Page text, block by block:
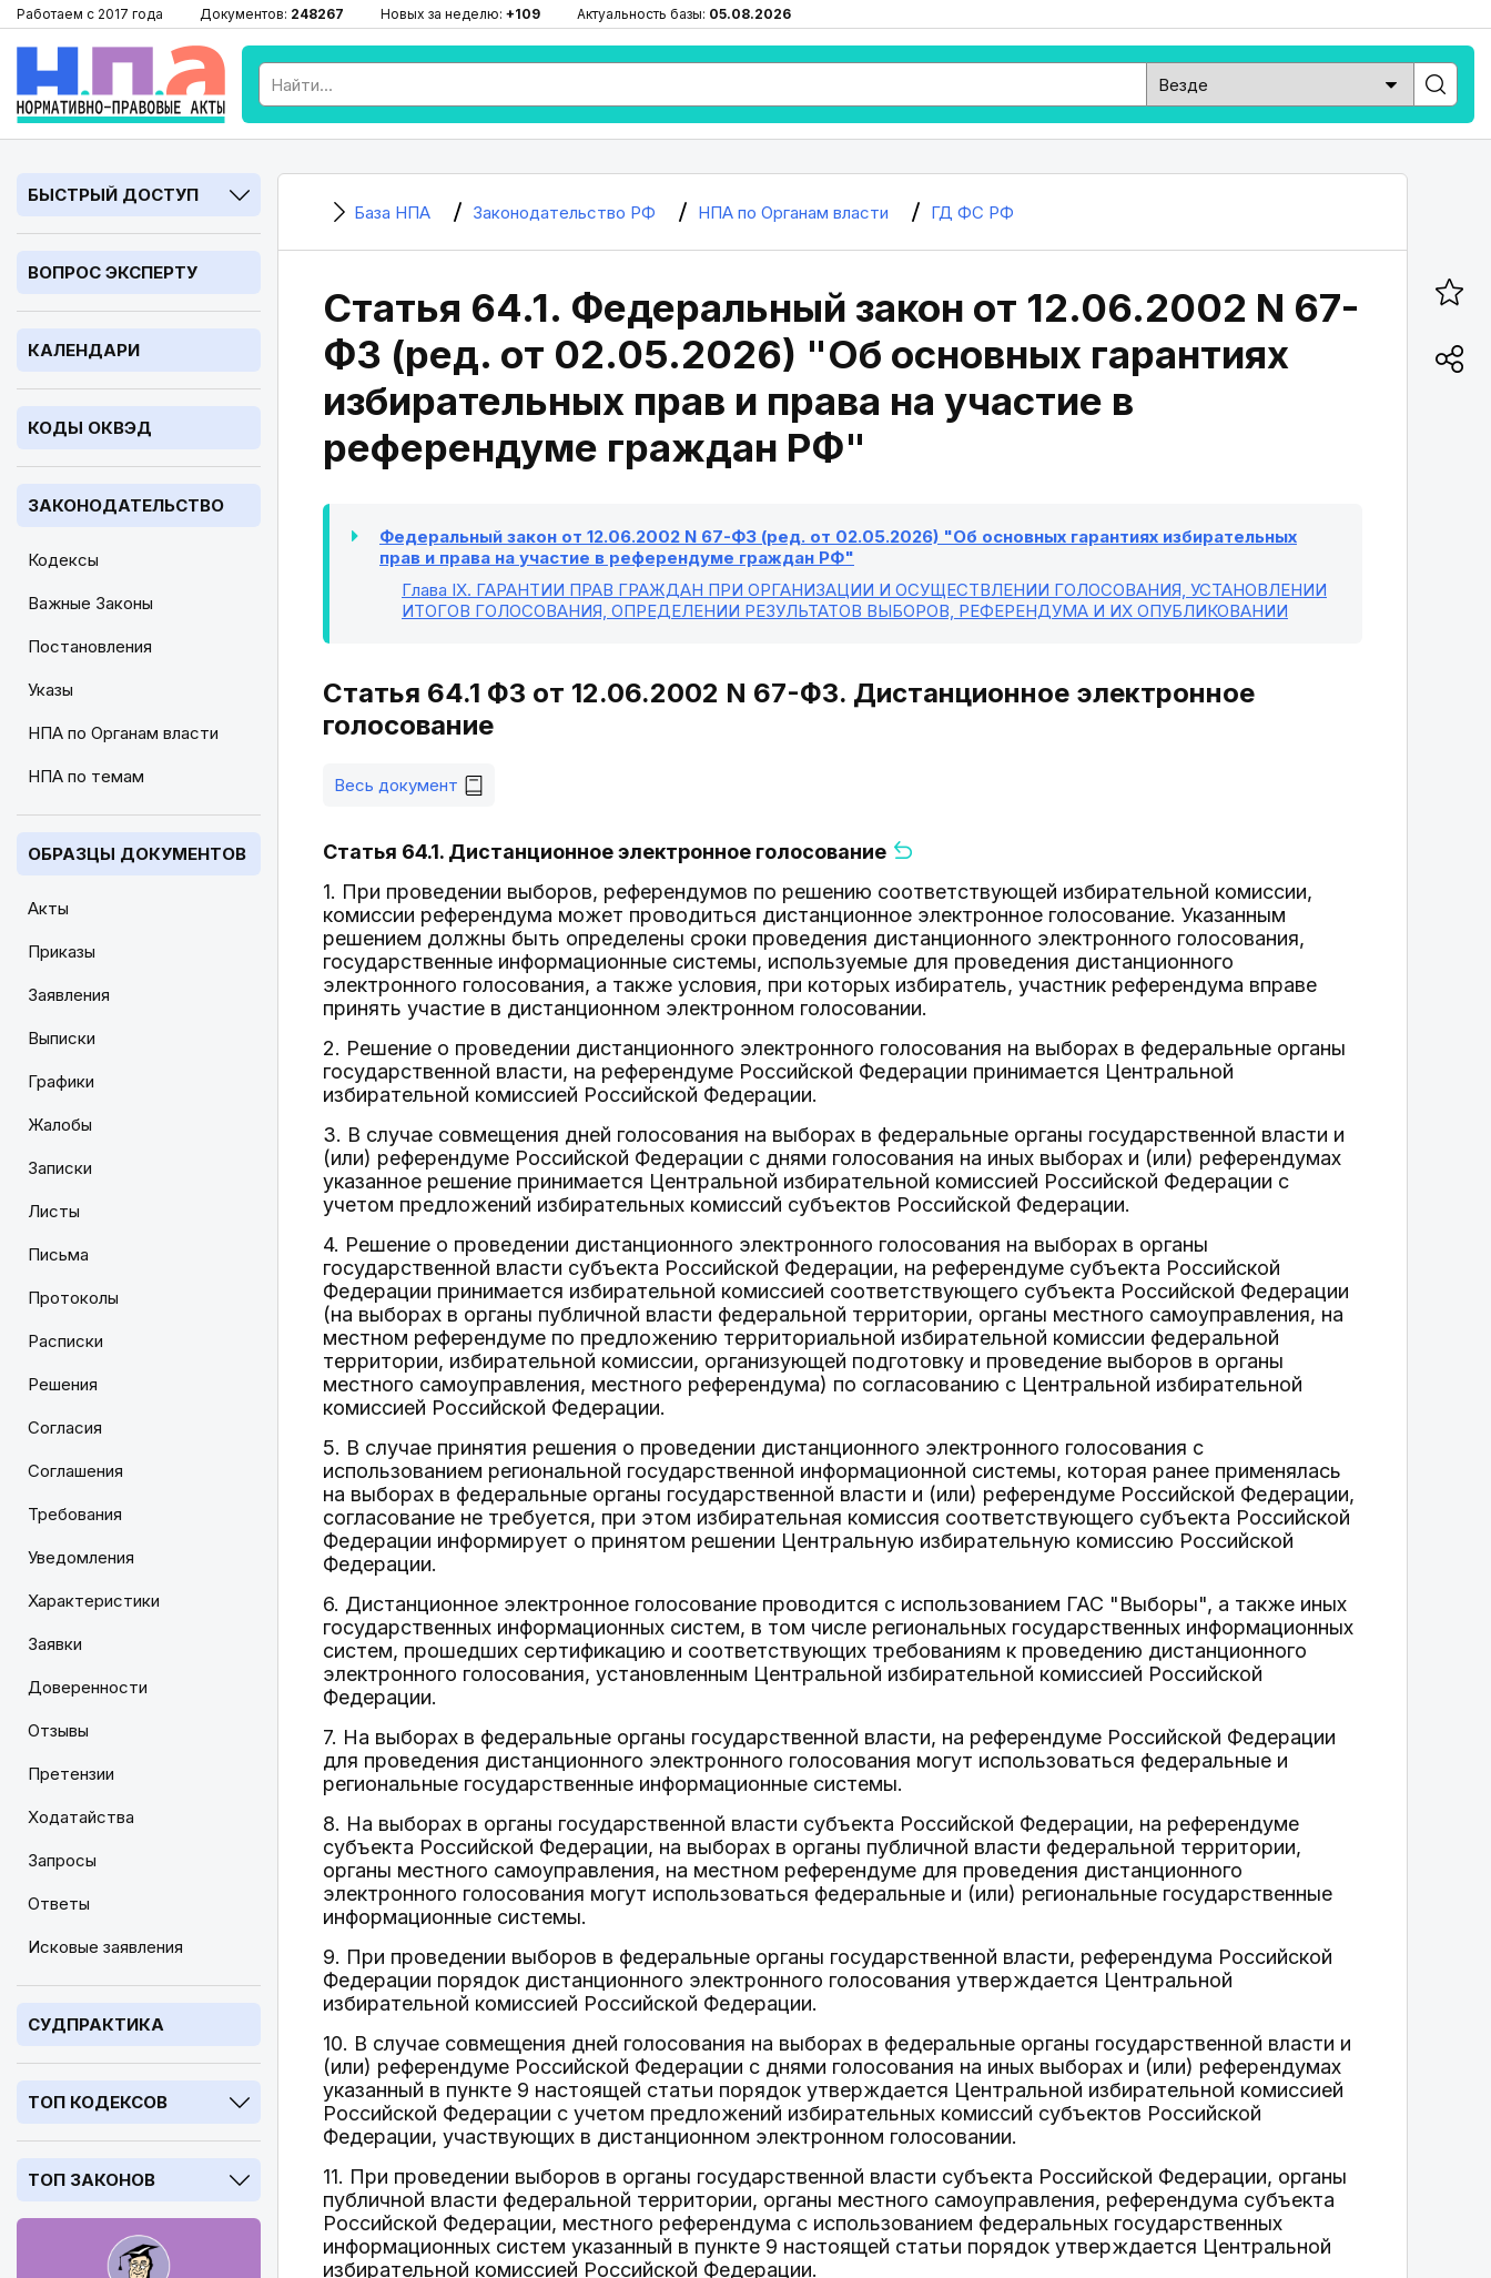
Работаем с 2017 года Документов: 248267 Новых за неделю: +109 Актуальность базы: 05.08.2026
БЫСТРЫЙ ДОСТУП
ВОПРОС ЭКСПЕРТУ
КАЛЕНДАРИ
КОДЫ ОКВЭД
ЗАКОНОДАТЕЛЬСТВО
Кодексы
Важные Законы
Постановления
Указы
НПА по Органам власти
НПА по темам
ОБРАЗЦЫ ДОКУМЕНТОВ
Акты
Приказы
Заявления
Выписки
Графики
Жалобы
Записки
Листы
Письма
Протоколы
Расписки
Решения
Согласия
Соглашения
Требования
Уведомления
Характеристики
Заявки
Доверенности
Отзывы
Претензии
Ходатайства
Запросы
Ответы
Исковые заявления
СУДПРАКТИКА
ТОП КОДЕКСОВ
ТОП ЗАКОНОВ
База НПА Законодательство РФ НПА по Органам власти ГД ФС РФ
Статья 64.1. Федеральный закон от 12.06.2002 N 67-
ФЗ (ред. от 02.05.2026) "Об основных гарантиях
избирательных прав и права на участие в
референдуме граждан РФ"
Федеральный закон от 12.06.2002 N 67-ФЗ (ред. от 02.05.2026) "Об основных гарантиях избирательных
прав и права на участие в референдуме граждан РФ"
Глава IX. ГАРАНТИИ ПРАВ ГРАЖДАН ПРИ ОРГАНИЗАЦИИ И ОСУЩЕСТВЛЕНИИ ГОЛОСОВАНИЯ, УСТАНОВЛЕНИИ
ИТОГОВ ГОЛОСОВАНИЯ, ОПРЕДЕЛЕНИИ РЕЗУЛЬТАТОВ ВЫБОРОВ, РЕФЕРЕНДУМА И ИХ ОПУБЛИКОВАНИИ
Статья 64.1 ФЗ от 12.06.2002 N 67-ФЗ. Дистанционное электронное
голосование
Весь документ
Статья 64.1. Дистанционное электронное голосование
1. При проведении выборов, референдумов по решению соответствующей избирательной комиссии,
комиссии референдума может проводиться дистанционное электронное голосование. Указанным
решением должны быть определены сроки проведения дистанционного электронного голосования,
государственные информационные системы, используемые для проведения дистанционного
электронного голосования, а также условия, при которых избиратель, участник референдума вправе
принять участие в дистанционном электронном голосовании.
2. Решение о проведении дистанционного электронного голосования на выборах в федеральные органы
государственной власти, на референдуме Российской Федерации принимается Центральной
избирательной комиссией Российской Федерации.
3. В случае совмещения дней голосования на выборах в федеральные органы государственной власти и
(или) референдуме Российской Федерации с днями голосования на иных выборах и (или) референдумах
указанное решение принимается Центральной избирательной комиссией Российской Федерации с
учетом предложений избирательных комиссий субъектов Российской Федерации.
4. Решение о проведении дистанционного электронного голосования на выборах в органы
государственной власти субъекта Российской Федерации, на референдуме субъекта Российской
Федерации принимается избирательной комиссией соответствующего субъекта Российской Федерации
(на выборах в органы публичной власти федеральной территории, органы местного самоуправления, на
местном референдуме по предложению территориальной избирательной комиссии федеральной
территории, избирательной комиссии, организующей подготовку и проведение выборов в органы
местного самоуправления, местного референдума) по согласованию с Центральной избирательной
комиссией Российской Федерации.
5. В случае принятия решения о проведении дистанционного электронного голосования с
использованием региональной государственной информационной системы, которая ранее применялась
на выборах в федеральные органы государственной власти и (или) референдуме Российской Федерации,
согласование не требуется, при этом избирательная комиссия соответствующего субъекта Российской
Федерации информирует о принятом решении Центральную избирательную комиссию Российской
Федерации.
6. Дистанционное электронное голосование проводится с использованием ГАС "Выборы", а также иных
государственных информационных систем, в том числе региональных государственных информационных
систем, прошедших сертификацию и соответствующих требованиям к проведению дистанционного
электронного голосования, установленным Центральной избирательной комиссией Российской
Федерации.
7. На выборах в федеральные органы государственной власти, на референдуме Российской Федерации
для проведения дистанционного электронного голосования могут использоваться федеральные и
региональные государственные информационные системы.
8. На выборах в органы государственной власти субъекта Российской Федерации, на референдуме
субъекта Российской Федерации, на выборах в органы публичной власти федеральной территории,
органы местного самоуправления, на местном референдуме для проведения дистанционного
электронного голосования могут использоваться федеральные и (или) региональные государственные
информационные системы.
9. При проведении выборов в федеральные органы государственной власти, референдума Российской
Федерации порядок дистанционного электронного голосования утверждается Центральной
избирательной комиссией Российской Федерации.
10. В случае совмещения дней голосования на выборах в федеральные органы государственной власти и
(или) референдуме Российской Федерации с днями голосования на иных выборах и (или) референдумах
указанный в пункте 9 настоящей статьи порядок утверждается Центральной избирательной комиссией
Российской Федерации с учетом предложений избирательных комиссий субъектов Российской
Федерации, участвующих в дистанционном электронном голосовании.
11. При проведении выборов в органы государственной власти субъекта Российской Федерации, органы
публичной власти федеральной территории, органы местного самоуправления, референдума субъекта
Российской Федерации, местного референдума с использованием федеральных государственных
информационных систем указанный в пункте 9 настоящей статьи порядок утверждается Центральной
избирательной комиссией Российской Федерации.